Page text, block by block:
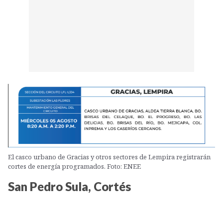
El casco urbano de Gracias y otros sectores de Lempira registrarán
cortes de energía programados. Foto: ENEE
San Pedro Sula, Cortés